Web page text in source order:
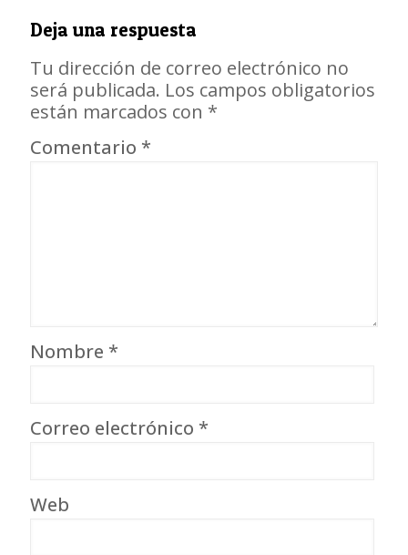
Deja una respuesta
Tu dirección de correo electrónico no
será publicada. Los campos obligatorios
están marcados con *
Comentario *
Nombre *
Correo electrónico *
Web